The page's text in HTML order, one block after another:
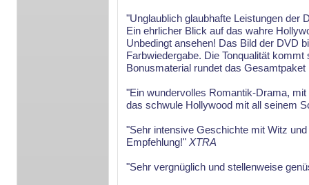
"Unglaublich glaubhafte Leistungen der
Ein ehrlicher Blick auf das wahre
Unbedingt ansehen! Das Bild der DVD
Farbwiedergabe. Die Tonqualität
Bonusmaterial rundet das
"Ein wundervolles Romantik-Drama,
das schwule Hollywood mit all seinem
"Sehr intensive Geschichte mit Witz
Empfehlung!" XTRA
"Sehr vergnüglich und stellenweise